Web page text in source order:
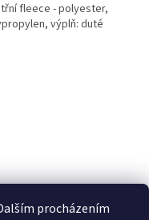
procházením
fleece - polyester,
výplň: duté